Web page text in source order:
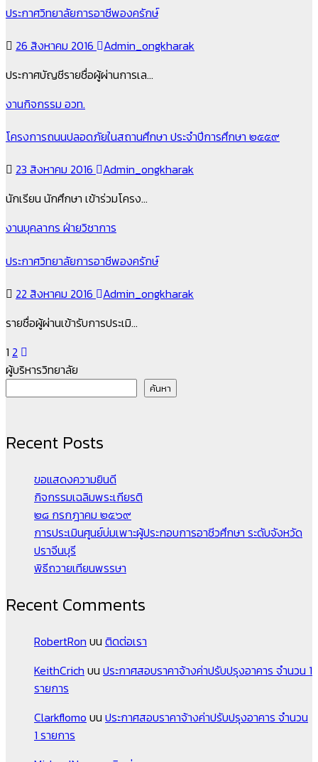
ประกาศวิทยาลัยการอาชีพองครักษ์
26 สิงหาคม 2016
Admin_ongkharak
ประกาศบัญชีรายชื่อผู้ผ่านการเล…
งานกิจกรรม อวท.
โครงการถนนปลอดภัยในสถานศึกษา ประจำปีการศึกษา ๒๕๕๙
23 สิงหาคม 2016
Admin_ongkharak
นักเรียน นักศึกษา เข้าร่วมโครง…
งานบุคลากร ฝ่ายวิชาการ
ประกาศวิทยาลัยการอาชีพองครักษ์
22 สิงหาคม 2016
Admin_ongkharak
รายชื่อผู้ผ่านเข้ารับการประเมิ…
Posts
pagination
1 2
ผู้บริหารวิทยาลัย
ค้นหา
Recent Posts
ขอแสดงความยินดี
กิจกรรมเฉลิมพระเกียรติ
๒๘ กรกฎาคม ๒๕๖๙
การประเมินศูนย์บ่มเพาะผู้ประกอบการอาชีวศึกษา ระดับจังหวัด
ปราจีนบุรี
พิธีถวายเทียนพรรษา
Recent Comments
RobertRon บน ติดต่อเรา
KeithCrich บน ประกาศสอบราคาจ้างค่าปรับปรุงอาคาร จำนวน 1
รายการ
Clarkflomo บน ประกาศสอบราคาจ้างค่าปรับปรุงอาคาร จำนวน
1 รายการ